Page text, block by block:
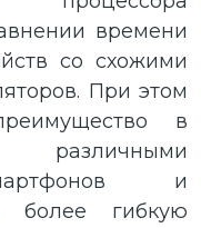
времени
со схожими
При этом
в
и
более гибкую